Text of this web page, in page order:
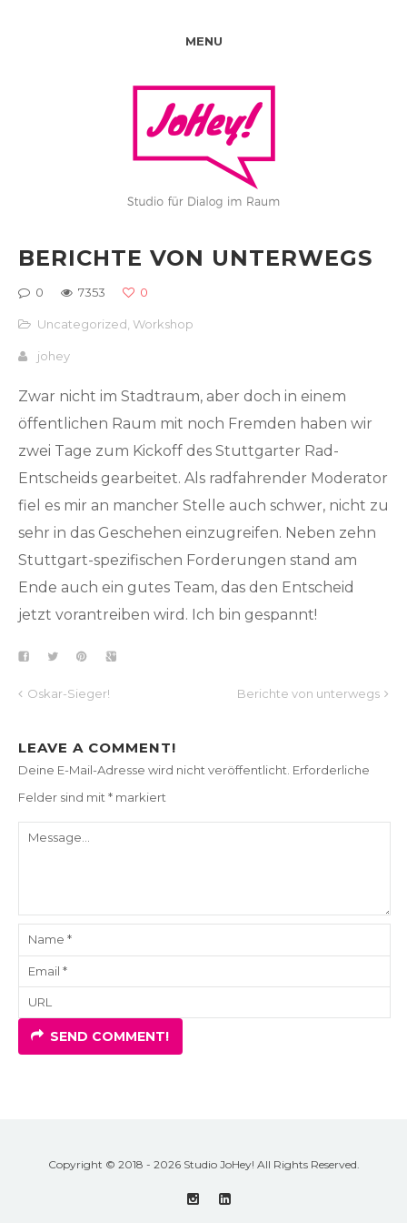
MENU
BERICHTE VON UNTERWEGS
0 7353 0
Uncategorized Workshop
johey
Zwar nicht im Stadtraum, aber doch in einem
öffentlichen Raum mit noch Fremden haben wir
zwei Tage zum Kickoff des Stuttgarter Rad-
Entscheids gearbeitet. Als radfahrender Moderator
fiel es mir an mancher Stelle auch schwer, nicht zu
sehr in das Geschehen einzugreifen. Neben zehn
Stuttgart-spezifischen Forderungen stand am
Ende auch ein gutes Team, das den Entscheid
jetzt vorantreiben wird. Ich bin gespannt!
Oskar-Sieger! Berichte von unterwegs
LEAVE A COMMENT!
Deine E-Mail-Adresse wird nicht veröffentlicht. Erforderliche
Felder sind mit * markiert
SEND COMMENT!
Copyright © 2018 - 2026 Studio JoHey! All Rights Reserved.